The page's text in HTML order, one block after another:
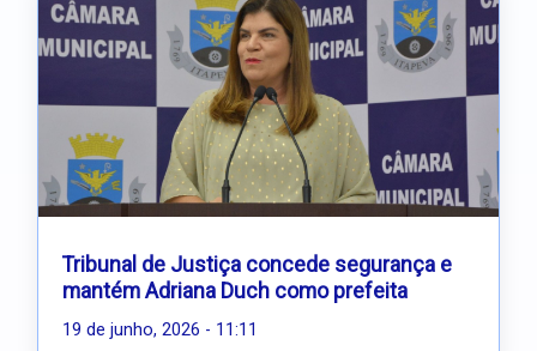
Tribunal de Justiça concede segurança e
mantém Adriana Duch como prefeita
19 de junho, 2026 - 11:11